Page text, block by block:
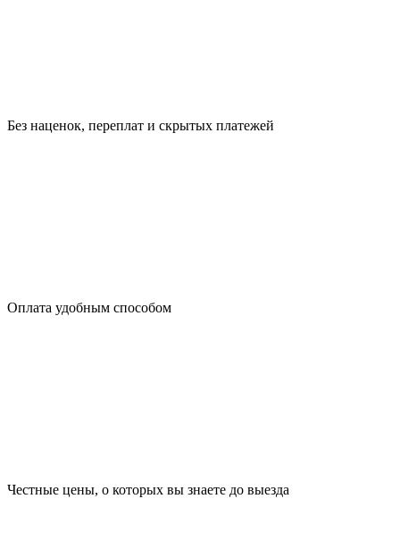
Без наценок, переплат и скрытых платежей
Оплата удобным способом
Честные цены, о которых вы знаете до выезда